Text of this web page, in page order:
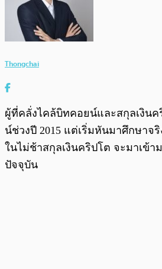
Thongchai
ผู้ที่คลั่งไคล้บิทคอยน์และสกุลเงินค
น์ช่วงปี 2015 แต่เริ่มหันมาศึกษาจริ
ในไม่ช้าสกุลเงินคริปโต จะมาเข้า
ปัจจุบัน